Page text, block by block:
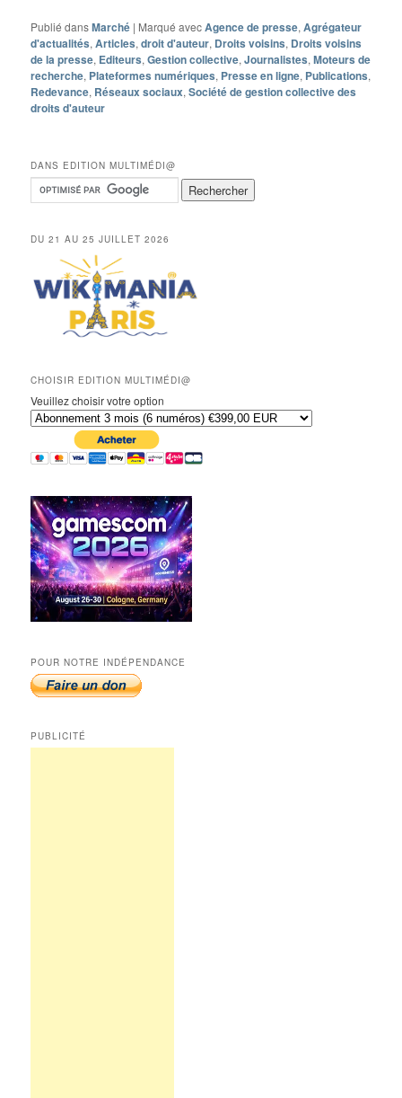
Publié dansMarché | Marqué avecAgence de presse,Agrégateur
d'actualités,Articles,droit d'auteur, Droits voisins, Droits voisins
de la presse, Editeurs,Gestion collective,Journalistes,Moteurs de
recherche, Plateformes numériques, Presse en ligne, Publications,
Redevance, Réseaux sociaux,Société de gestion collective des
droits d'auteur
DANS EDITION MULTIMÉDI@
DU 21 AU 25 JUILLET 2026
CHOISIR EDITION MULTIMÉDI@
Veuillez choisir votre option
POUR NOTRE INDÉPENDANCE
PUBLICITÉ